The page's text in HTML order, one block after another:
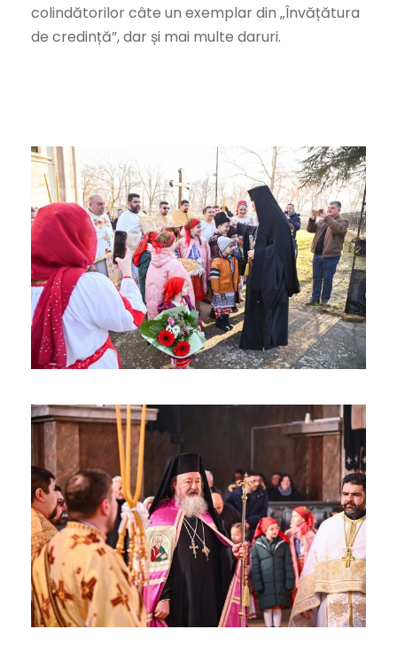
colindătorilor câte un exemplar din „Învățătura
de credință”, dar și mai multe daruri.